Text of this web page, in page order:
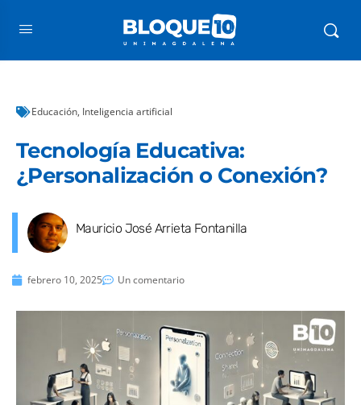
Educación, Inteligencia artificial
Tecnología Educativa:
¿Personalización o Conexión?
Mauricio José Arrieta Fontanilla
febrero 10, 2025 Un comentario